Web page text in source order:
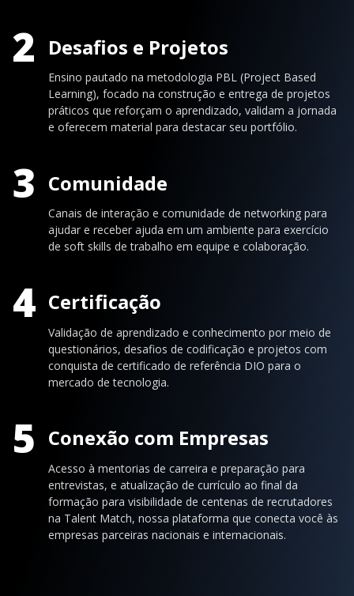
2 Desafios e Projetos
Ensino pautado na metodologia PBL (Project Based
Learning), focado na construção e entrega de projetos
práticos que reforçam o aprendizado, validam a jornada
e oferecem material para destacar seu portfólio.
3 Comunidade
Canais de interação e comunidade de networking para
ajudar e receber ajuda em um ambiente para exercício
de soft skills de trabalho em equipe e colaboração.
4 Certificação
Validação de aprendizado e conhecimento por meio de
questionários, desafios de codificação e projetos com
conquista de certificado de referência DIO para o
mercado de tecnologia.
5 Conexão com Empresas
Acesso à mentorias de carreira e preparação para
entrevistas, e atualização de currículo ao final da
formação para visibilidade de centenas de recrutadores
na Talent Match, nossa plataforma que conecta você às
empresas parceiras nacionais e internacionais.